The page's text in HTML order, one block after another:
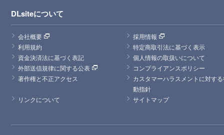
DLsiteについて
会社概要
採用情報
利用規約
特定商取引法に基づく表示
資金決済法に基づく表記
個人情報の取扱いについて
外部送信規律に関する公表
コンプライアンスポリシー
著作権と不正アクセス
カスタマーハラスメントに対す
動指針
リンクについて
サイトマップ